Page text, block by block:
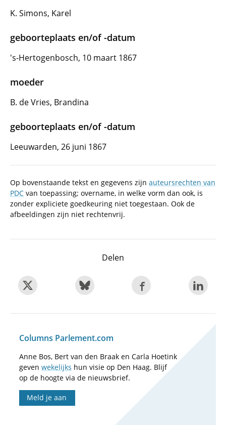
K. Simons, Karel
geboorteplaats en/of -datum
's-Hertogenbosch, 10 maart 1867
moeder
B. de Vries, Brandina
geboorteplaats en/of -datum
Leeuwarden, 26 juni 1867
Op bovenstaande tekst en gegevens zijn auteursrechten van
PDC van toepassing; overname, in welke vorm dan ook, is
zonder expliciete goedkeuring niet toegestaan. Ook de
afbeeldingen zijn niet rechtenvrij.
Delen
Columns Parlement.com
Anne Bos, Bert van den Braak en Carla Hoetink
geven wekelijks hun visie op Den Haag. Blijf
op de hoogte via de nieuwsbrief.
Meld je aan